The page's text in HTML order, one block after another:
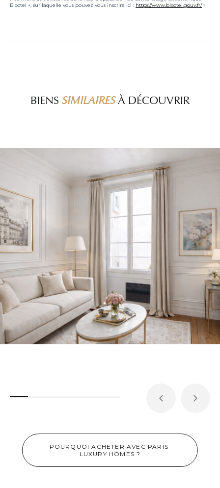
Bloctel », sur laquelle vous pouvez vous inscrire ici : https://www.bloctel.gouv.fr/»
BIENS SIMILAIRESÀ DÉCOUVRIR
POURQUOI ACHETER AVEC PARIS
LUXURY HOMES ?